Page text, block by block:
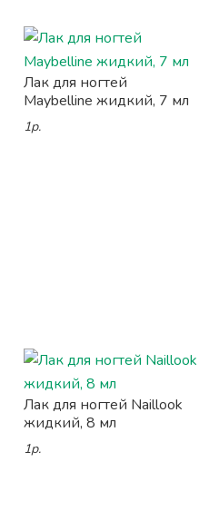
Лак для ногтей
Maybelline жидкий, 7 мл
1р.
Лак для ногтей Naillook
жидкий, 8 мл
1р.